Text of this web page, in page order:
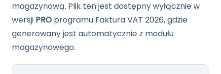
magazynową. Plik ten jest dostępny wyłącznie w
wersji PRO programu Faktura VAT 2026, gdzie
generowany jest automatycznie z modułu
magazynowego.